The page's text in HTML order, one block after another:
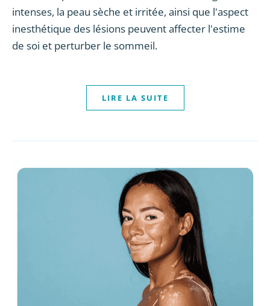
intenses, la peau sèche et irritée, ainsi que l'aspect
inesthétique des lésions peuvent affecter l'estime
de soi et perturber le sommeil.
LIRE LA SUITE